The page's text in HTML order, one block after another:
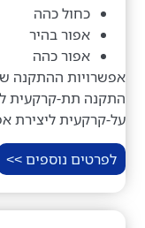
כחול כהה
אפור בהיר
אפור כהה
התקנה תת-קרקעית
על-קרקעית ליצירת
לפרטים נוספים >>